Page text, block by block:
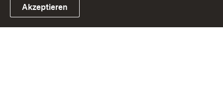
Link zum Landesportal
Akzeptieren